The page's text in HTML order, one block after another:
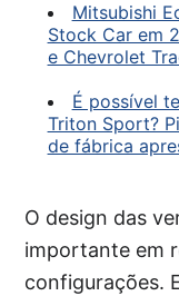
Mitsubishi
Stock Car em
e Chevrolet
É possível
Triton Sport?
de fábrica
O design das
importante em
configurações.